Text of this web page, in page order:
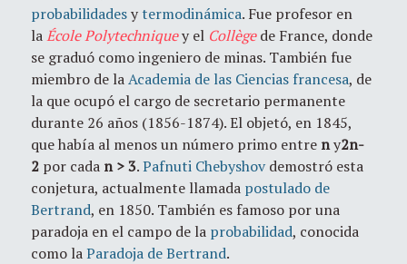
probabilidadesytermodinámica. Fue profesor en
laÉcole Polytechniquey el Collègede France, donde
se graduó como ingeniero de minas. También fue
miembro de laAcademia de las Ciencias francesa, de
la que ocupó el cargo de secretario permanente
durante 26 años (1856-1874). El objetó, en 1845,
que había al menos un número primo entre ny2n-
2 por cada n > 3.Pafnuti Chebyshovdemostró esta
conjetura, actualmente llamada postulado de
Bertrand, en 1850. También es famoso por una
paradoja en el campo de la probabilidad, conocida
como laParadoja de Bertrand.